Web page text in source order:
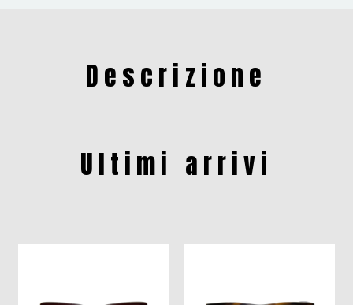
Descrizione
Ultimi arrivi